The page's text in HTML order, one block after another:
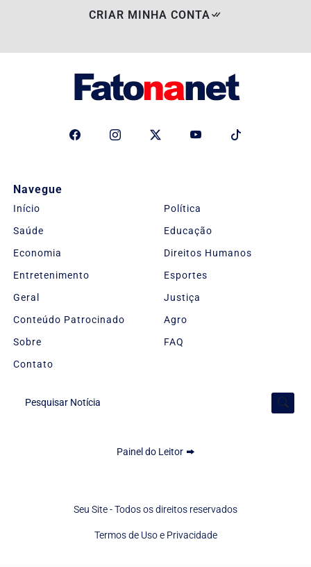
CRIAR MINHA CONTA
Navegue
Início
Política
Saúde
Educação
Economia
Direitos Humanos
Entretenimento
Esportes
Geral
Justiça
Conteúdo Patrocinado
Agro
Sobre
FAQ
Contato
Pesquisar Notícia
Painel do Leitor
Seu Site - Todos os direitos reservados
Termos de Uso e Privacidade